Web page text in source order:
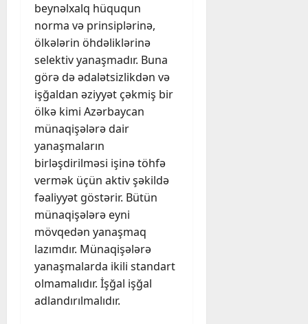
beynəlxalq hüququn
norma və prinsiplərinə,
ölkələrin öhdəliklərinə
selektiv yanaşmadır. Buna
görə də ədalətsizlikdən və
işğaldan əziyyət çəkmiş bir
ölkə kimi Azərbaycan
münaqişələrə dair
yanaşmaların
birləşdirilməsi işinə töhfə
vermək üçün aktiv şəkildə
fəaliyyət göstərir. Bütün
münaqişələrə eyni
mövqedən yanaşmaq
lazımdır. Münaqişələrə
yanaşmalarda ikili standart
olmamalıdır. İşğal işğal
adlandırılmalıdır.